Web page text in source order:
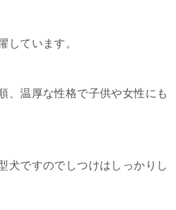
しています。
、温厚な性格で子供や女性にも
犬ですのでしつけはしっかりし